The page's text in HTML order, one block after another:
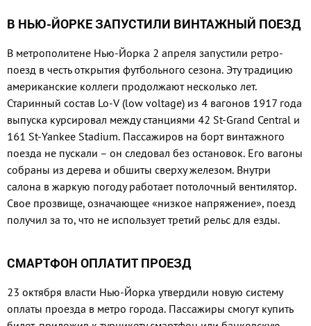
В НЬЮ-ЙОРКЕ ЗАПУСТИЛИ ВИНТАЖНЫЙ ПОЕЗД
В метрополитене Нью-Йорка 2 апреля запустили ретро-
поезд в честь открытия футбольного сезона. Эту традицию
американские коллеги продолжают несколько лет.
Старинный состав Lo-V (low voltage) из 4 вагонов 1917 года
выпуска курсировал между станциями 42 St-Grand Central и
161 St-Yankee Stadium. Пассажиров на борт винтажного
поезда не пускали – он следовал без остановок. Его вагоны
собраны из дерева и обшиты сверху железом. Внутри
салона в жаркую погоду работает потолочный вентилятор.
Свое прозвище, означающее «низкое напряжение», поезд
получил за то, что не использует третий рельс для езды.
СМАРТФОН ОПЛАТИТ ПРОЕЗД
23 октября власти Нью-Йорка утвердили новую систему
оплаты проезда в метро города. Пассажиры смогут купить